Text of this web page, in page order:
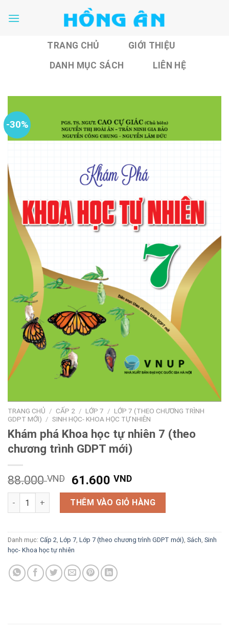
TRANG CHỦ
GIỚI THIỆU
DANH MỤC SÁCH
LIÊN HỆ
-30%
TRANG CHỦ / CẤP 2 / LỚP 7 / LỚP 7 (THEO CHƯƠNG TRÌNH
GDPT MỚI) / SINH HỌC- KHOA HỌC TỰ NHIÊN
Khám phá Khoa học tự nhiên 7 (theo
chương trình GDPT mới)
88.000VND
Giá
gốc
là:
88.000 VND.
61.600VNDGiá
hiện
tại
là:
61.600 VND.
Khám phá Khoa học tự nhiên 7 (theo chương trình GDPT mới)
THÊM VÀO GIỎ HÀNG
Danh mục: Cấp 2, Lớp 7, Lớp 7 (theo chương trình GDPT mới), Sách, Sinh
học- Khoa học tự nhiên